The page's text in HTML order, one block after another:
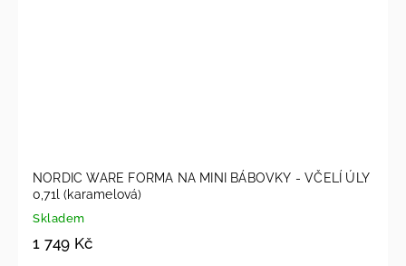
NORDIC WARE FORMA NA MINI BÁBOVKY - VČELÍ ÚLY
0,71l (karamelová)
Skladem
1 749 Kč